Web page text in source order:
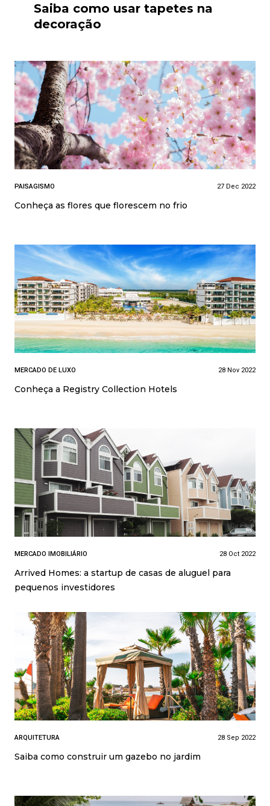
Saiba como usar tapetes na
decoração
PAISAGISMO 27 Dec 2022
Conheça as flores que florescem no frio
MERCADO DE LUXO 28 Nov 2022
Conheça a Registry Collection Hotels
MERCADO IMOBILIÁRIO 28 Oct 2022
Arrived Homes: a startup de casas de aluguel para
pequenos investidores
ARQUITETURA 28 Sep 2022
Saiba como construir um gazebo no jardim